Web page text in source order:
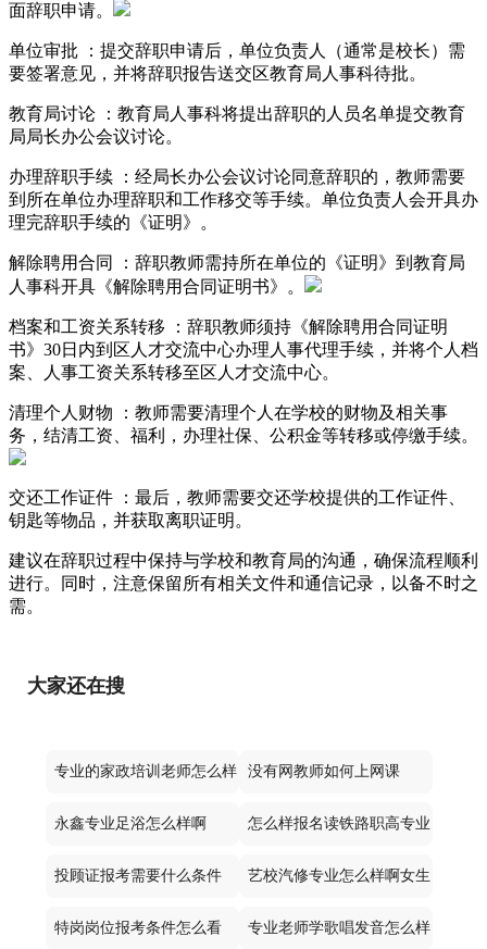
面辞职申请。
单位审批 ：提交辞职申请后，单位负责人（通常是校长）需
要签署意见，并将辞职报告送交区教育局人事科待批。
教育局讨论 ：教育局人事科将提出辞职的人员名单提交教育
局局长办公会议讨论。
办理辞职手续 ：经局长办公会议讨论同意辞职的，教师需要
到所在单位办理辞职和工作移交等手续。单位负责人会开具办
理完辞职手续的《证明》。
解除聘用合同 ：辞职教师需持所在单位的《证明》到教育局
人事科开具《解除聘用合同证明书》。
档案和工资关系转移 ：辞职教师须持《解除聘用合同证明
书》30日内到区人才交流中心办理人事代理手续，并将个人档
案、人事工资关系转移至区人才交流中心。
清理个人财物 ：教师需要清理个人在学校的财物及相关事
务，结清工资、福利，办理社保、公积金等转移或停缴手续。
交还工作证件 ：最后，教师需要交还学校提供的工作证件、
钥匙等物品，并获取离职证明。
建议在辞职过程中保持与学校和教育局的沟通，确保流程顺利
进行。同时，注意保留所有相关文件和通信记录，以备不时之
需。
大家还在搜
专业的家政培训老师怎么样 没有网教师如何上网课
永鑫专业足浴怎么样啊 怎么样报名读铁路职高专业
投顾证报考需要什么条件 艺校汽修专业怎么样啊女生
特岗岗位报考条件怎么看 专业老师学歌唱发音怎么样